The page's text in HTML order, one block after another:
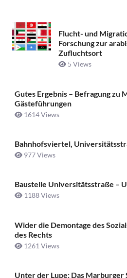
Flucht- und
Forschung zur
Zufluchtsort
5 Views
Gutes Ergebnis – Befragung zu
Gästeführungen
1614 Views
Bahnhofsviertel,
977 Views
Baustelle Universitätsstraße ­–
1188 Views
Wider die Demontage des
des Rechts
1261 Views
Unter der Lupe: Das Marburger